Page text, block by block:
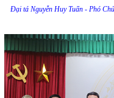
Đại tá Nguyễn Huy Tuấn - Phó